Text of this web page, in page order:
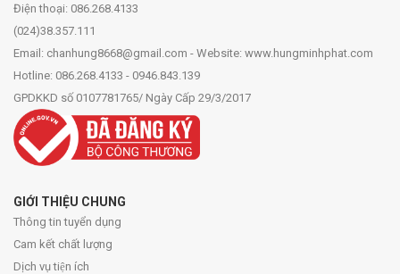
Điện thoại: 086.268.4133
(024)38.357.111
Email: chanhung8668@gmail.com - Website: www.hungminhphat.com
Hotline: 086.268.4133 - 0946.843.139
GPDKKD số 0107781765/ Ngày Cấp 29/3/2017
GIỚI THIỆU CHUNG
Thông tin tuyển dụng
Cam kết chất lượng
Dịch vụ tiện ích